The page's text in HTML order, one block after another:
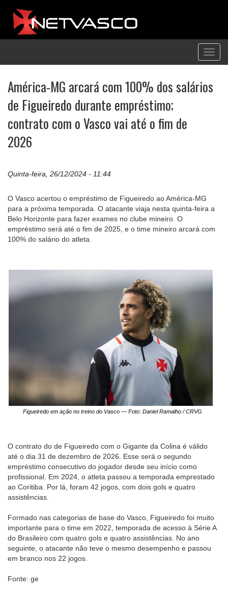
América-MG arcará com 100% dos salários
de Figueiredo durante empréstimo;
contrato com o Vasco vai até o fim de
2026
Quinta-feira, 26/12/2024 - 11:44
O Vasco acertou o empréstimo de Figueiredo ao América-MG
para a próxima temporada. O atacante viaja nesta quinta-feira a
Belo Horizonte para fazer exames no clube mineiro. O
empréstimo será até o fim de 2025, e o time mineiro arcará com
100% do salário do atleta.
Figueiredo em ação no treino do Vasco — Foto: Daniel Ramalho / CRVG
O contrato do de Figueiredo com o Gigante da Colina é válido
até o dia 31 de dezembro de 2026. Esse será o segundo
empréstimo consecutivo do jogador desde seu início como
profissional. Em 2024, o atleta passou a temporada emprestado
ao Coritiba. Por lá, foram 42 jogos, com dois gols e quatro
assistências.
Formado nas categorias de base do Vasco, Figueiredo foi muito
importante para o time em 2022, temporada de acesso à Série A
do Brasileiro com quatro gols e quatro assistências. No ano
seguinte, o atacante não teve o mesmo desempenho e passou
em branco nos 22 jogos.
Fonte: ge